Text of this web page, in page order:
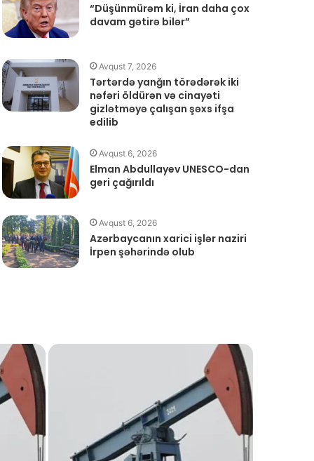
“Düşünmürəm ki, İran daha çox
davam gətirə bilər”
Avqust 7, 2026
Tərtərdə yanğın törədərək iki
nəfəri öldürən və cinayəti
gizlətməyə çalışan şəxs ifşa
edilib
Avqust 6, 2026
Elman Abdullayev UNESCO-dan
geri çağırıldı
Avqust 6, 2026
Azərbaycanın xarici işlər naziri
İrpen şəhərində olub